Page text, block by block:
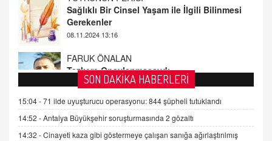
FARUK ÖNALAN
Tezkere Onaylanmasaydı…
2 Kasım 2021 Salı 00:11
AV. DOĞAN CAN DOĞAN
Kişisel verilerin korunması ve dijital hukukun
gelişimi
15.09.2025 16:17
SEHER EREK
SON DAKİKA HABERLERİ
15:04 -71 ilde uyuşturucu operasyonu: 844 şüpheli tutuklandı
14:52 -Antalya Büyükşehir soruşturmasında 2 gözaltı
14:32 -Cinayeti kaza gibi göstermeye çalışan sanığa ağırlaştırılmış